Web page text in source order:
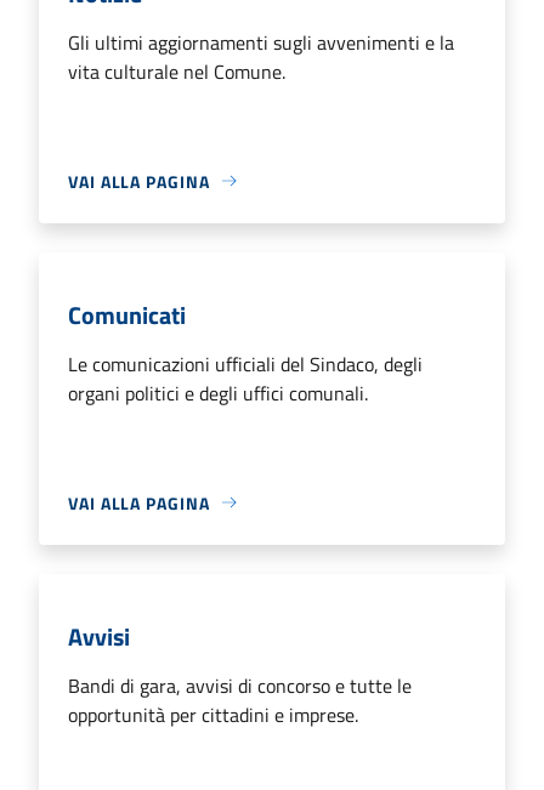
Gli ultimi aggiornamenti sugli avvenimenti e la
vita culturale nel Comune.
VAI ALLA PAGINA
Comunicati
Le comunicazioni ufficiali del Sindaco, degli
organi politici e degli uffici comunali.
VAI ALLA PAGINA
Avvisi
Bandi di gara, avvisi di concorso e tutte le
opportunità per cittadini e imprese.